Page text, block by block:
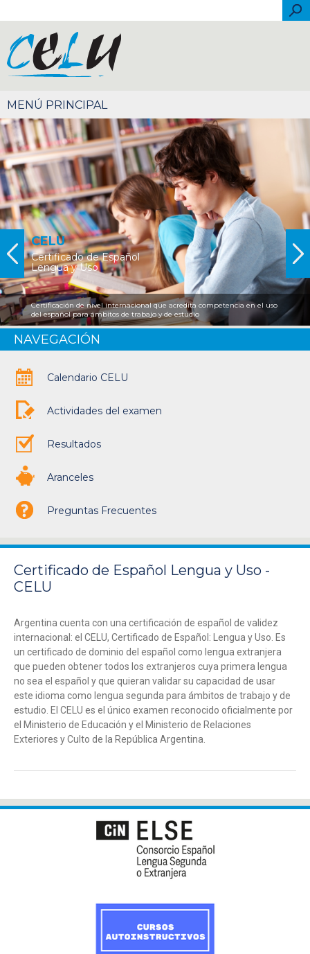
CELU
Certificado de Español
Lengua y Uso
Certificación de nivel internacional que acredita competencia en el uso
del español para ámbitos de trabajo y de estudio
CELU
Certificado de Español
Lengua y Uso
Desde 2004 evaluamos, acreditamos y certificamos el español como
lengua segunda
NAVEGACIÓN
Calendario CELU
Actividades del examen
Resultados
Aranceles
Preguntas Frecuentes
Certificado de Español Lengua y Uso -
CELU
Argentina cuenta con una certificación de español de validez
internacional: el CELU, Certificado de Español: Lengua y Uso. Es
un certificado de dominio del español como lengua extranjera
que pueden obtener todos los extranjeros cuya primera lengua
no sea el español y que quieran validar su capacidad de usar
este idioma como lengua segunda para ámbitos de trabajo y de
estudio. El CELU es el único examen reconocido oficialmente por
el Ministerio de Educación y el Ministerio de Relaciones
Exteriores y Culto de la República Argentina.